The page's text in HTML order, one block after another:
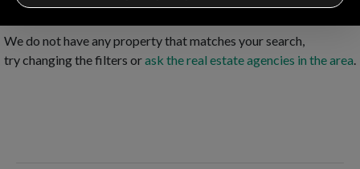
We do not have any property that matches your search,
try changing the filters orask the real estate agencies in the area.